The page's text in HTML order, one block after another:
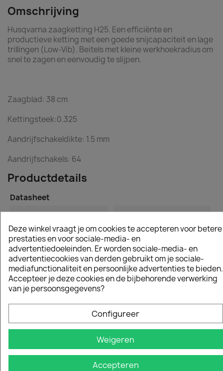
Omschrijving
Husqvarna zaagketting H25. Een efficiënte en
productieve ketting met een goede snijcapaciteit en lage
trillingen (Low-Vib). Beitels met kleine werkhoekradius om
snel te zagen en eenvoudig te slijpen.
Zaagblad: 38 cm
Kettingsteek:0.325
Aandrijfschakeldikte: 1.5 mm
Aandrijfschakels: 64
Productdetails
Datasheet
Zaagbladlengte 38 Cm
Kettingsteek 0.325
Schakels 64
Aandrijfschakeldikte
Specifieke referenties
Deze winkel vraagt je om cookies te accepteren voor betere
prestaties en voor sociale-media- en
advertentiedoeleinden. Er worden sociale-media- en
advertentiecookies van derden gebruikt om je sociale-
mediafunctionaliteit en persoonlijke advertenties te bieden.
Accepteer je deze cookies en de bijbehorende verwerking
van je persoonsgegevens?
Configureer
Weigeren
Accepteren